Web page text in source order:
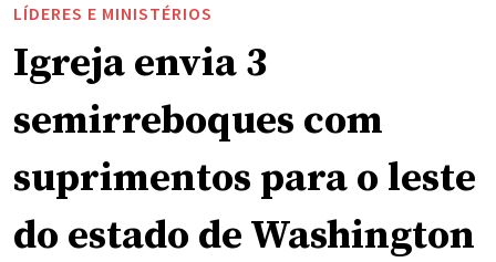
LÍDERES E MINISTÉRIOS
Igreja envia 3
semirreboques com
suprimentos para o leste
do estado de Washington